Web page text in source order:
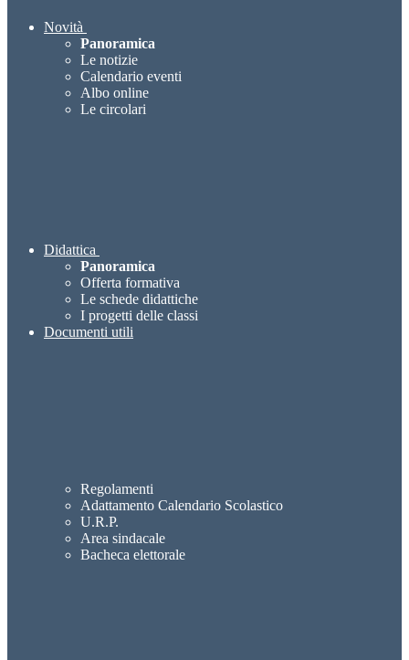
Novità
Panoramica
Le notizie
Calendario eventi
Albo online
Le circolari
Didattica
Panoramica
Offerta formativa
Le schede didattiche
I progetti delle classi
Documenti utili
Regolamenti
Adattamento Calendario Scolastico
U.R.P.
Area sindacale
Bacheca elettorale